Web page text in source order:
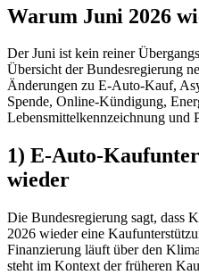
Warum Juni 2026
Der Juni ist kein reiner
Übersicht der Bundesregierung
Änderungen zu E-Auto-Kauf,
Spende, Online-Kündigung,
Lebensmittelkennzeichnung
1) E-Auto-
wieder
Die Bundesregierung sagt, dass
2026 wieder eine
Finanzierung läuft über den
steht im Kontext der früheren